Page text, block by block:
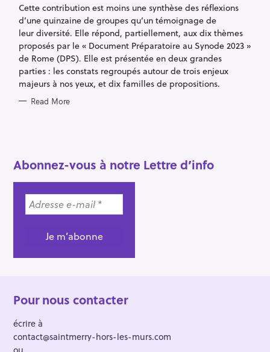
O
R
I
E
S
Cette contribution est moins une synthèse des réflexions
d’une quinzaine de groupes qu’un témoignage de
leur diversité. Elle répond, partiellement, aux dix thèmes
proposés par le « Document Préparatoire au Synode 2023 »
de Rome (DPS). Elle est présentée en deux grandes
parties : les constats regroupés autour de trois enjeux
majeurs à nos yeux, et dix familles de propositions.
Read More
Abonnez-vous à notre Lettre d’info
Pour nous contacter
écrire à
contact@saintmerry-hors-les-murs.com